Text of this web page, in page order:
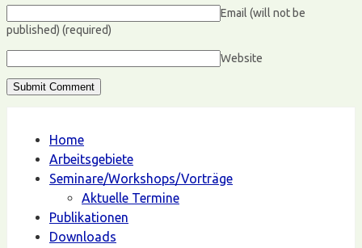
Email (will not be
published) (required)
Website
Home
Arbeitsgebiete
Seminare/Workshops/Vorträge
Aktuelle Termine
Publikationen
Downloads